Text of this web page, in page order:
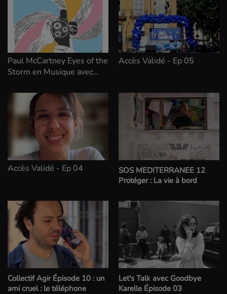
Paul McCartney Eyes of the
Storm en Musique avec
Accès Validé - Ep 05
Accès Validé - Ep 04
SOS MEDITERRANEE 12
Protéger : La vie à bord
Collectif Agir Épisode 10 : un
ami cruel : le téléphone
Let's Talk avec Goodbye
Karelle Épisode 03